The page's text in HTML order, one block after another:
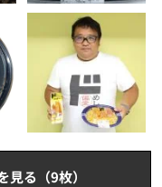
見る（9枚）